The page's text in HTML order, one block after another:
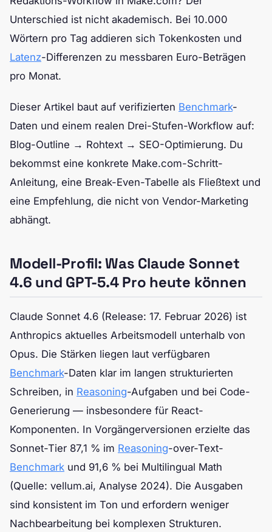
Unterschied ist nicht akademisch. Bei 10.000
Wörtern pro Tag addieren sich Tokenkosten und
Latenz-Differenzen zu messbaren Euro-Beträgen
pro Monat.
Dieser Artikel baut auf verifizierten Benchmark-
Daten und einem realen Drei-Stufen-Workflow auf:
Blog-Outline → Rohtext → SEO-Optimierung. Du
bekommst eine konkrete Make.com-Schritt-
Anleitung, eine Break-Even-Tabelle als Fließtext und
eine Empfehlung, die nicht von Vendor-Marketing
abhängt.
Modell-Profil: Was Claude Sonnet
4.6 und GPT-5.4 Pro heute können
Claude Sonnet 4.6 (Release: 17. Februar 2026) ist
Anthropics aktuelles Arbeitsmodell unterhalb von
Opus. Die Stärken liegen laut verfügbaren
Benchmark-Daten klar im langen strukturierten
Schreiben, in Reasoning-Aufgaben und bei Code-
Generierung — insbesondere für React-
Komponenten. In Vorgängerversionen erzielte das
Sonnet-Tier 87,1 % im Reasoning-over-Text-
Benchmark und 91,6 % bei Multilingual Math
(Quelle: vellum.ai, Analyse 2024). Die Ausgaben
sind konsistent im Ton und erfordern weniger
Nachbearbeitung bei komplexen Strukturen.